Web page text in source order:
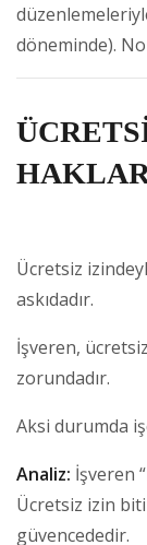
döneminde).
Ücretsiz
askıdadır.
İşveren,
zorundadır.
Aksi durumda
Analiz: İşveren
Ücretsiz izin
güvencededir.